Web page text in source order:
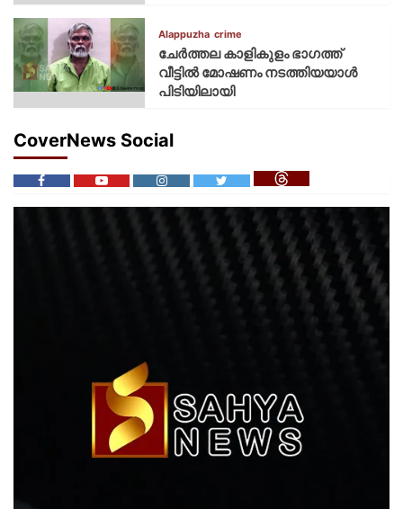
Alappuzha crime
ചേർത്തല കാളികുളം ഭാഗത്ത്
വീട്ടിൽ മോഷണം നടത്തിയയാൾ
പിടിയിലായി
CoverNews Social